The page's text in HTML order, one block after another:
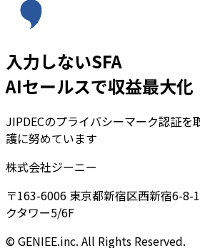
入力しないSFA
AIセールスで収益最大化
JIPDECのプライバシーマーク認証を
護に努めています
株式会社ジーニー
〒163-6006 東京都新宿区西新宿6-8-
クタワー5/6F
© GENIEE.inc. All Rights Reserved.